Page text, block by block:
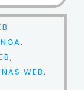
,
,
WEB,